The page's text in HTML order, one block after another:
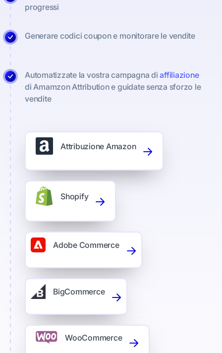
progressi
Generare codici coupon e monitorare le vendite
Automatizzate la vostra campagna diaffiliazione
di Amamzon Attribution e guidate senza sforzo le
vendite
Attribuzione Amazon
Shopify
Adobe Commerce
BigCommerce
WooCommerce